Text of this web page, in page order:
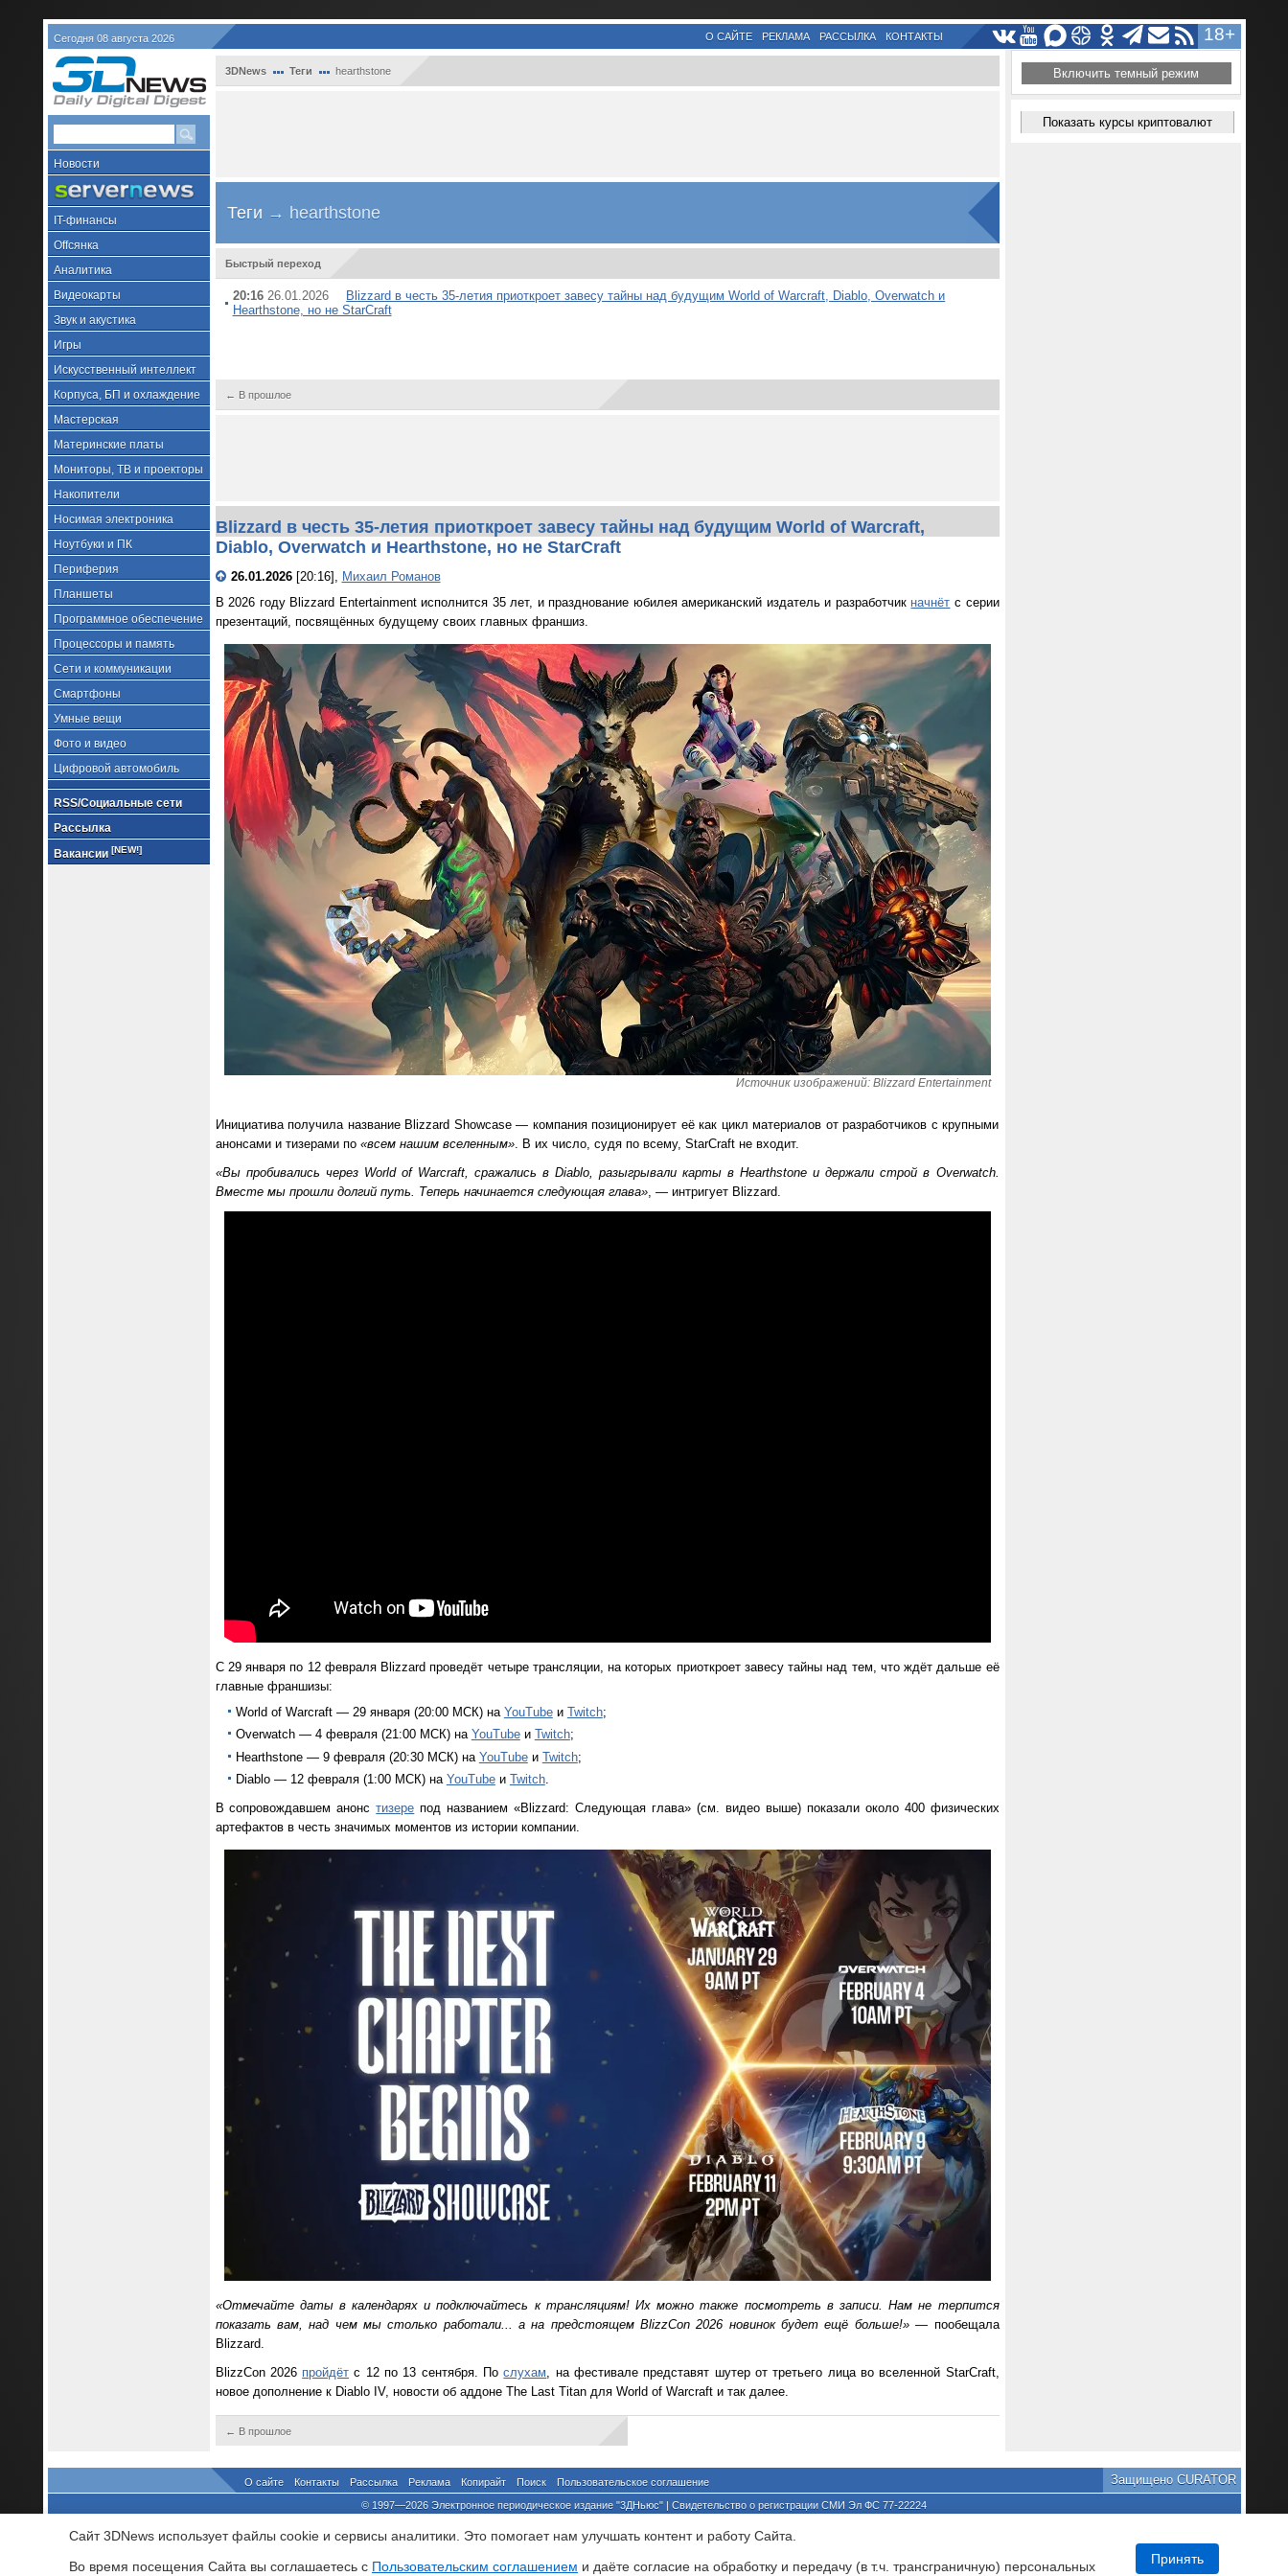
Сегодня 08 августа 2026 18+
О САЙТЕ РЕКЛАМА РАССЫЛКА КОНТАКТЫ
Новости
IT-финансы
Offсянка
Аналитика
Видеокарты
Звук и акустика
Игры
Искусственный интеллект
Корпуса, БП и охлаждение
Мастерская
Материнские платы
Мониторы, ТВ и проекторы
Накопители
Носимая электроника
Ноутбуки и ПК
Периферия
Планшеты
Программное обеспечение
Процессоры и память
Сети и коммуникации
Смартфоны
Умные вещи
Фото и видео
Цифровой автомобиль
RSS/Социальные сети
Рассылка
Вакансии [NEW!]
3DNews Теги hearthstone
Теги → hearthstone
Быстрый переход
20:1626.01.2026
Blizzard в честь 35-летия приоткроет завесу тайны над будущим World of Warcraft, Diablo, Overwatch и
Hearthstone, но не StarCraft
← В прошлое
Blizzard в честь 35-летия приоткроет завесу тайны над будущим World of Warcraft,
Diablo, Overwatch и Hearthstone, но не StarCraft
26.01.2026[20:16], Михаил Романов
В 2026 году Blizzard Entertainment исполнится 35 лет, и празднование юбилея американский издатель и разработчик начнёт с серии
презентаций, посвящённых будущему своих главных франшиз.
Источник изображений: Blizzard Entertainment
Инициатива получила название Blizzard Showcase — компания позиционирует её как цикл материалов от разработчиков с крупными
анонсами и тизерами по «всем нашим вселенным». В их число, судя по всему, StarCraft не входит.
«Вы пробивались через World of Warcraft, сражались в Diablo, разыгрывали карты в Hearthstone и держали строй в Overwatch.
Вместе мы прошли долгий путь. Теперь начинается следующая глава», — интригует Blizzard.
С 29 января по 12 февраля Blizzard проведёт четыре трансляции, на которых приоткроет завесу тайны над тем, что ждёт дальше её
главные франшизы:
World of Warcraft — 29 января (20:00 МСК) на YouTubeи Twitch;
Overwatch — 4 февраля (21:00 МСК) на YouTubeи Twitch;
Hearthstone — 9 февраля (20:30 МСК) на YouTubeи Twitch;
Diablo — 12 февраля (1:00 МСК) на YouTubeи Twitch.
В сопровождавшем анонстизере под названием «Blizzard: Следующая глава» (см. видео выше) показали около 400 физических
артефактов в честь значимых моментов из истории компании.
«Отмечайте даты в календарях и подключайтесь к трансляциям! Их можно также посмотреть в записи. Нам не терпится
показать вам, над чем мы столько работали... а на предстоящем BlizzCon 2026 новинок будет ещё больше!»— пообещала
Blizzard.
BlizzCon 2026 пройдёт с 12 по 13 сентября. Послухам, на фестивале представят шутер от третьего лица во вселенной StarCraft,
новое дополнение к Diablo IV, новости об аддоне The Last Titan для World of Warcraft и так далее.
← В прошлое
Включить темный режим
Показать курсы криптовалют
О сайте Контакты Рассылка Реклама Копирайт Поиск Пользовательское соглашение Защищено CURATOR
© 1997—2026 Электронное периодическое издание "3ДНьюс" | Свидетельство о регистрации СМИ Эл ФС 77-22224
При цитировании документа ссылка на сайт с указанием автора обязательна. Полное заимствование документа является нарушением
Сайт 3DNews использует файлы cookie и сервисы аналитики. Это помогает нам улучшать контент и работу Cайта.
Во время посещения Cайта вы соглашаетесь с Пользовательским соглашением и даёте согласие на обработку и передачу (в т.ч. трансграничную) персональных
Принять